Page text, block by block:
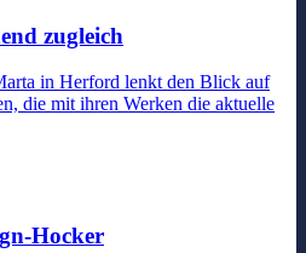
zugleich
in Herford lenkt den Blick auf
die mit ihren Werken die aktuelle
Hocker